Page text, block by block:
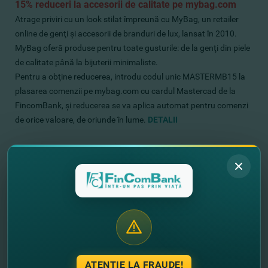
15% reduceri la accesorii de calitate pe mybag.com
Atrage priviri cu un look stilat împreună cu MyBag, un retailer
online de genţi şi accesorii de branduri de lux, lansat în 2010.
MyBag oferă produse pentru toate gusturile: de la genţi din piele
de calitate până la bijuterii minimaliste.
Pentru a obţine reducerea, introdu codul unic MASTERMB15 la
plasarea comenzii pe mybag.com cu cardul Mastercad de la
FincomBank, şi reducerea se va aplica automat pentru comenzi
de orice valoare, de oriunde în lume. DETALII
10% discount la mărfurile cu super eroi pe zavi.com
Participaţi în istorii legendare împreună cuZavvi.com,
platforma unde se întâlnesc benzile desenate, muzica, filmul şi
televiziunea. Aici veţi găsi de toate şi chiar mai mult: haine,
şi Harry Potter până la Universul Marvel şi Game of Thrones.
Zavvi este casa şi sufletul culturii pop modern şi prezintă
pe zavvi.com cu cardul Mastercard de la FinCombank
ATENȚIE LA FRAUDE!